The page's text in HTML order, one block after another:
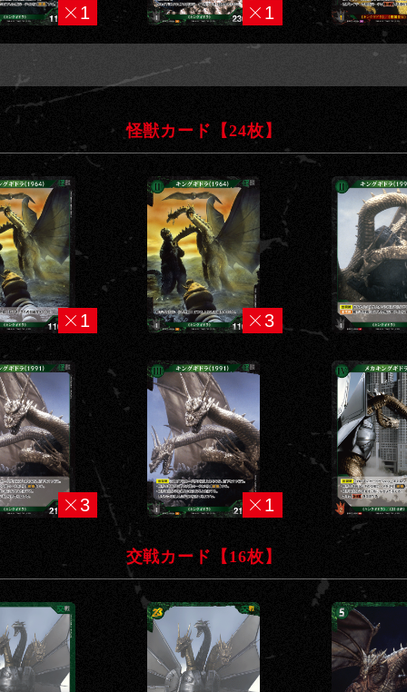
1 1
怪獣カード【24枚】
1 3
3 1
交戦カード【16枚】